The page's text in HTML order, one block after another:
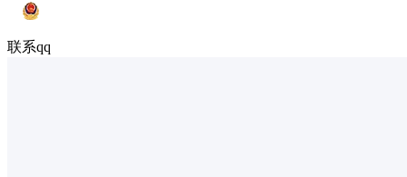
联系qq